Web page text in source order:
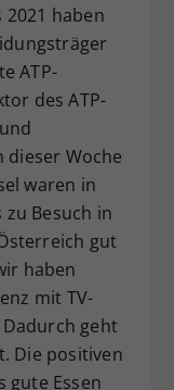
2021 haben
ATP-
des ATP-
Woche
waren in
zu Besuch in
gut
haben
mit TV-
geht
Die positiven
gute Essen